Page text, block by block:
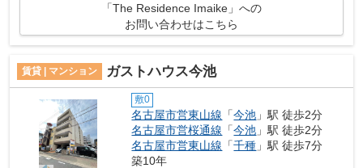
「The Residence Imaike」への
お問い合わせはこちら
賃貸 | マンション ガストハウス今池
敷0
名古屋市営東山線 「今池 」駅 徒歩2分
名古屋市営桜通線 「今池 」駅 徒歩2分
名古屋市営東山線 「千種 」駅 徒歩7分
築10年